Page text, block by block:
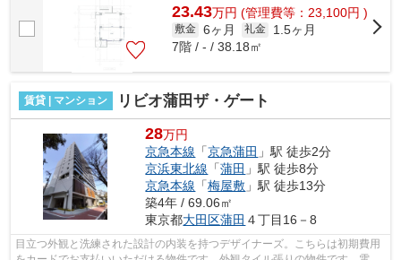
23.43万円 (管理費等：23,100円 )
敷金 6ヶ月 礼金
1.5ヶ月
7階 / - / 38.18㎡
賃貸 | マンション リビオ蒲田ザ・ゲート
28万円
京急本線 「京急蒲田 」駅 徒歩2分
京浜東北線 「蒲田 」駅 徒歩8分
京急本線 「梅屋敷 」駅 徒歩13分
築4年 / 69.06㎡
東京都大田区蒲田 ４丁目16－8
目立つ外観と洗練された設計の内装を持つデザイナーズ。こちらは初期費用